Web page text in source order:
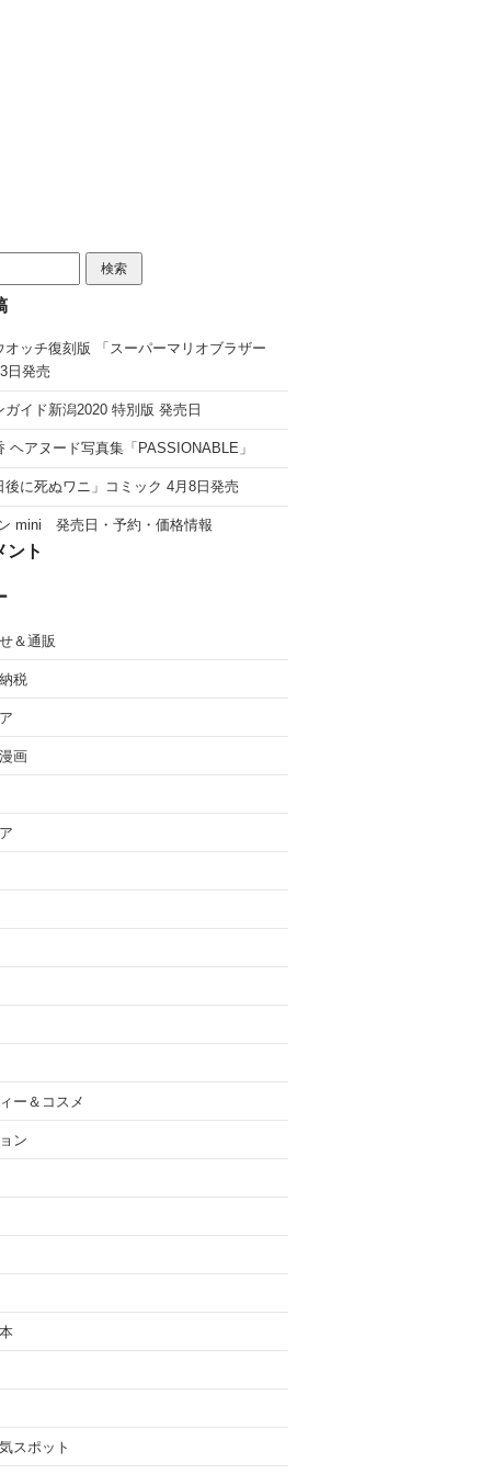
オッチ復刻版 「スーパーマリオブラザー
日発売
ガイド新潟2020 特別版 発売日
ヘアヌード写真集「PASSIONABLE」
後に死ぬワニ」コミック 4月8日発売
mini 発売日・予約・価格情報
ント
＆通販
税
画
ー＆コスメ
ン
スポット